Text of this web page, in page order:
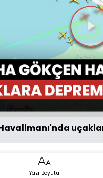
Yazı Boyutu